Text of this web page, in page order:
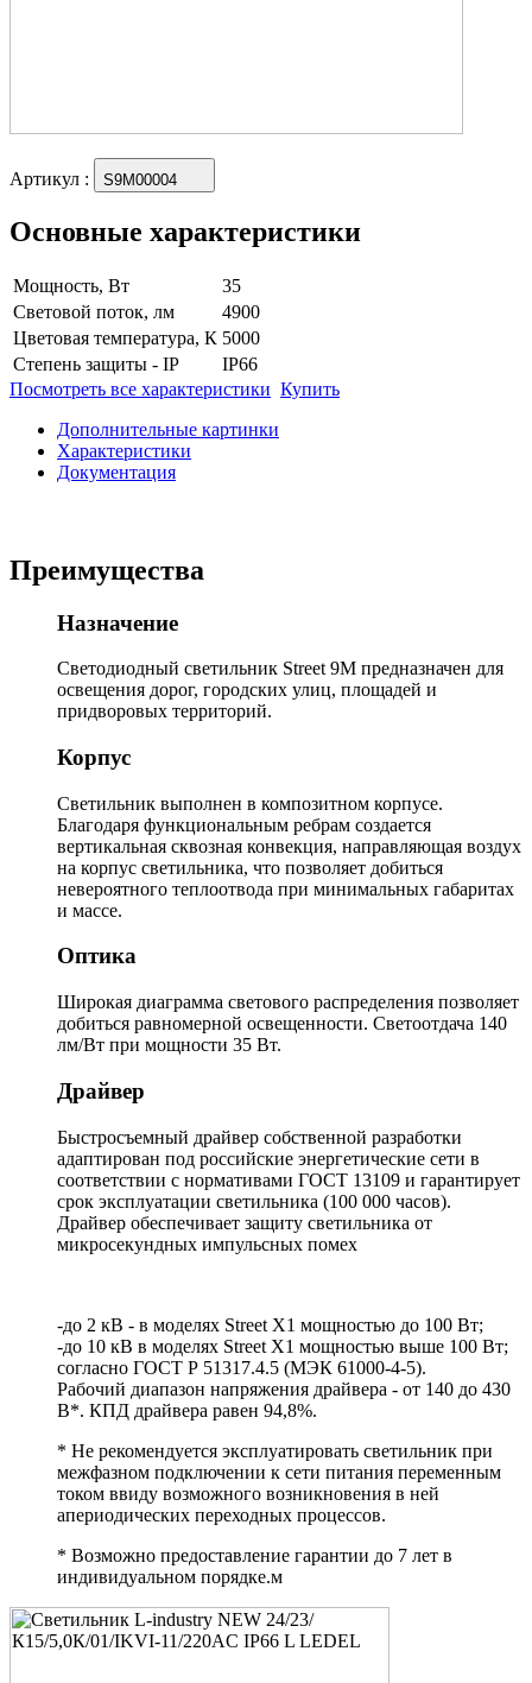
Артикул : S9M00004
Основные характеристики
Мощность, Вт
35
Световой поток, лм
4900
Цветовая температура, К 5000
Степень защиты - IP
IP66
Посмотреть все характеристики Купить
Дополнительные картинки
Характеристики
Документация
Преимущества
Назначение
Светодиодный светильник Street 9M предназначен для
освещения дорог, городских улиц, площадей и
придворовых территорий.
Корпус
Светильник выполнен в композитном корпусе.
Благодаря функциональным ребрам создается
вертикальная сквозная конвекция, направляющая воздух
на корпус светильника, что позволяет добиться
невероятного теплоотвода при минимальных габаритах
и массе.
Оптика
Широкая диаграмма светового распределения позволяет
добиться равномерной освещенности. Светоотдача 140
лм/Вт при мощности 35 Вт.
Драйвер
Быстросъемный драйвер собственной разработки
адаптирован под российские энергетические сети в
соответствии с нормативами ГОСТ 13109 и гарантирует
срок эксплуатации светильника (100 000 часов).
Драйвер обеспечивает защиту светильника от
микросекундных импульсных помех
-до 2 кВ - в моделях Street X1 мощностью до 100 Вт;
-до 10 кВ в моделях Street X1 мощностью выше 100 Вт;
согласно ГОСТ Р 51317.4.5 (МЭК 61000-4-5).
Рабочий диапазон напряжения драйвера - от 140 до 430
В*. КПД драйвера равен 94,8%.
* Не рекомендуется эксплуатировать светильник при
межфазном подключении к сети питания переменным
током ввиду возможного возникновения в ней
апериодических переходных процессов.
* Возможно предоставление гарантии до 7 лет в
индивидуальном порядке.м